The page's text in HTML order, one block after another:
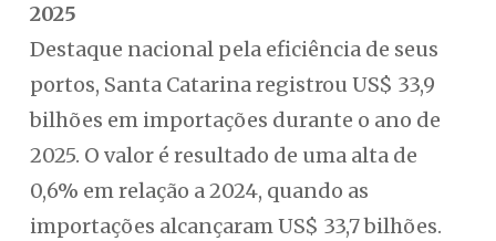
2025
Destaque nacional pela eficiência de seus
portos, Santa Catarina registrou US$ 33,9
bilhões em importações durante o ano de
2025. O valor é resultado de uma alta de
0,6% em relação a 2024, quando as
importações alcançaram US$ 33,7 bilhões.